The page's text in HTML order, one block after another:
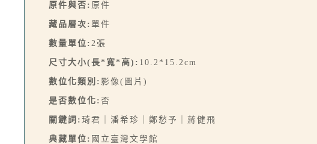
原件與否: 原件
藏品層次: 單件
數量單位: 2張
尺寸大小(長*寬*高): 10.2*15.2cm
數位化類別: 影像(圖片)
是否數位化: 否
關鍵詞: 琦君｜潘希珍｜鄭愁予｜蔣健飛
典藏單位: 國立臺灣文學館